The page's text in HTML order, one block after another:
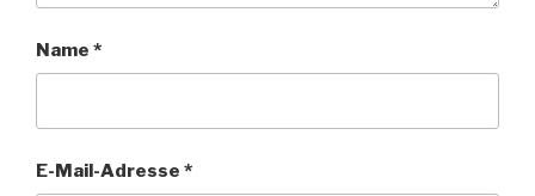
Name *
E-Mail-Adresse *